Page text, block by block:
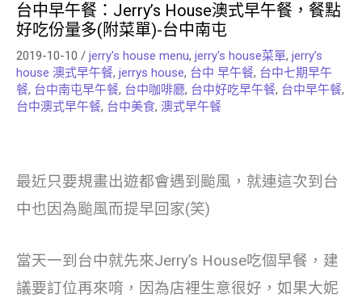
台中早午餐：Jerry’s House澳式早午餐，餐點
好吃份量多(附菜單)-台中南屯
2019-10-10 / jerry's house menu, jerry's house菜單, jerry’s
house 澳式早午餐, jerrys house, 台中 早午餐, 台中七期早午
餐, 台中南屯早午餐, 台中咖啡廳, 台中好吃早午餐, 台中早午餐,
台中澳式早午餐, 台中美食, 澳式早午餐
最近只要規畫出遊都會遇到颱風，就連這次到台
中也因為颱風而提早回家(笑)
當天一到台中就先來Jerry’s House吃個早餐，建
議要訂位再來唷，因為店裡生意很好，如果大妮